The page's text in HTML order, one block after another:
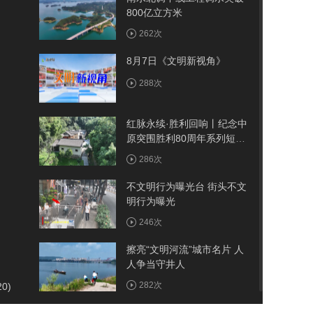
800亿立方米
262次
8月7日《文明新视角》
288次
红脉永续·胜利回响丨纪念中
原突围胜利80周年系列短视
频——古院
286次
不文明行为曝光台 街头不文
明行为曝光
246次
擦亮“文明河流”城市名片 人
人争当守井人
282次